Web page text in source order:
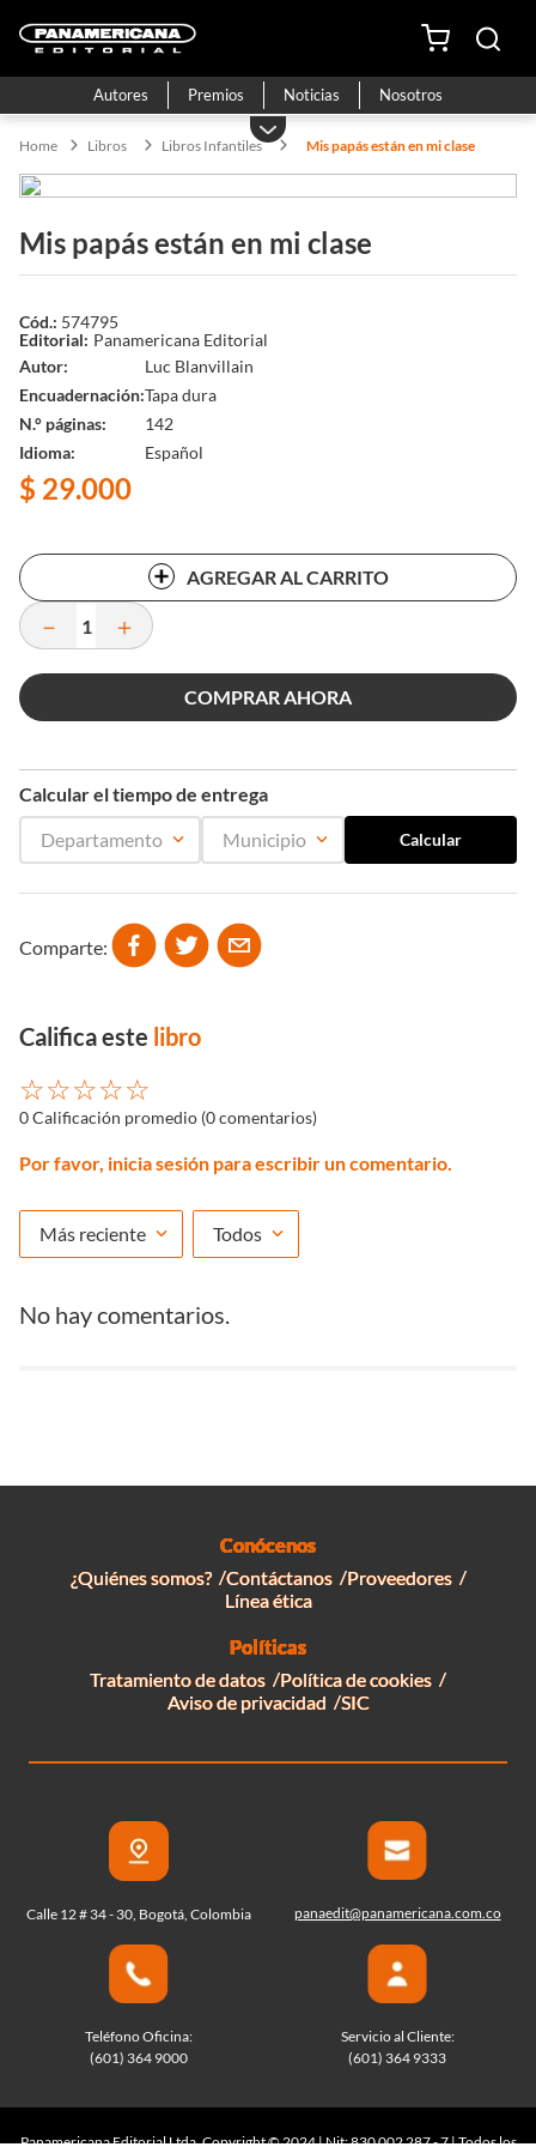
Autores Premios Noticias Nosotros
Libros Libros Infantiles Mis papás están en mi clase
Mis papás están en mi clase
Panamericana Editorial
574795
Autor
Encuadernación
N.° páginas
Idioma
Luc Blanvillain
Tapa dura
142
Español
$ 29.000
AGREGAR AL CARRITO
＋
－
COMPRAR AHORA
Calcular el tiempo de entrega
Departamento
Municipio
Comparte
Califica este libro
☆☆☆☆☆
0 Calificación promedio (0 comentarios)
Por favor, inicia sesión para escribir un comentario.
Más reciente Todos
No hay comentarios.
Conócenos
¿Quiénes somos?
Contáctanos
Proveedores
Línea ética
Políticas
Tratamiento de datos
Política de cookies
Aviso de privacidad
SIC
Calle 12 # 34 - 30, Bogotá, Colombia panaedit@panamericana.com.co
Teléfono Oficina:
(601) 364 9000
Servicio al Cliente:
(601) 364 9333
Panamericana Editorial Ltda. Copyright © 2024 | Nit: 830 002 287 - 7 | Todos los